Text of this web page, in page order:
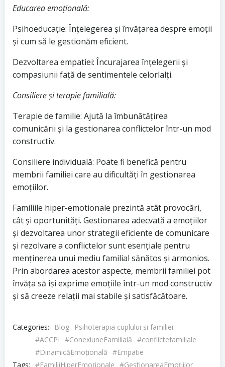
Educarea emoțională:
Psihoeducație: Înțelegerea și învățarea despre emoții
și cum să le gestionăm eficient.
Dezvoltarea empatiei: Încurajarea înțelegerii și
compasiunii față de sentimentele celorlalți.
Consiliere și terapie familială:
Terapie de familie: Ajută la îmbunătățirea
comunicării și la gestionarea conflictelor într-un mod
constructiv.
Consiliere individuală: Poate fi benefică pentru
membrii familiei care au dificultăți în gestionarea
emoțiilor.
Familiile hiper-emotionale prezintă atât provocări,
cât și oportunități. Gestionarea adecvată a emoțiilor
și dezvoltarea unor strategii eficiente de comunicare
și rezolvare a conflictelor sunt esențiale pentru
menținerea unui mediu familial sănătos și armonios.
Prin abordarea acestor aspecte, membrii familiei pot
învăța să își exprime emoțiile într-un mod constructiv
și să creeze relații mai stabile și satisfăcătoare.
Categories: Blog Psihoterapia cuplului si familiei
Tags:
#ACCPI #ConexiuneFamilială #conflictefamiliale
#DinamicăEmoțională #Empatie
#FamiliiHiperEmoționale #GestionareaEmoțiilor